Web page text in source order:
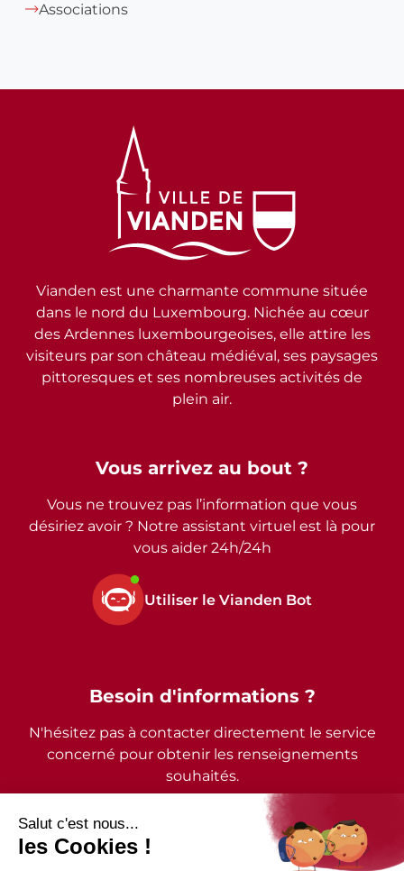
Associations
Vous arrivez au bout ?
Vous ne trouvez pas l’information que vous
désiriez avoir ? Notre assistant virtuel est là pour
vous aider 24h/24h
Utiliser le Vianden Bot
Vianden est une charmante commune située
dans le nord du Luxembourg. Nichée au cœur
des Ardennes luxembourgeoises, elle attire les
visiteurs par son château médiéval, ses paysages
pittoresques et ses nombreuses activités de
plein air.
Besoin d'informations ?
N'hésitez pas à contacter directement le service
concerné pour obtenir les renseignements
souhaités.
2026 - © Commune de Vianden - Tous droits réservés